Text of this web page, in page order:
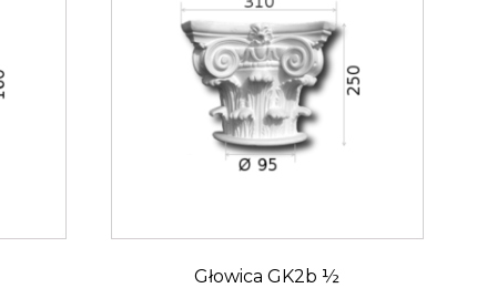
Głowica GK2b ½